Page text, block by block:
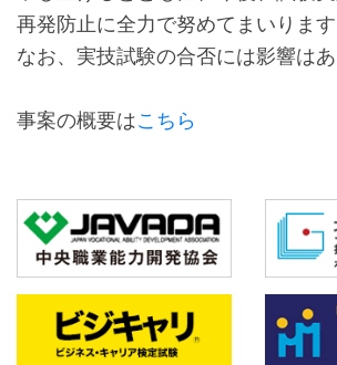
再発防止に全力で努めてまいります
なお、実技試験の合否には影響はあ
事案の概要はこちら